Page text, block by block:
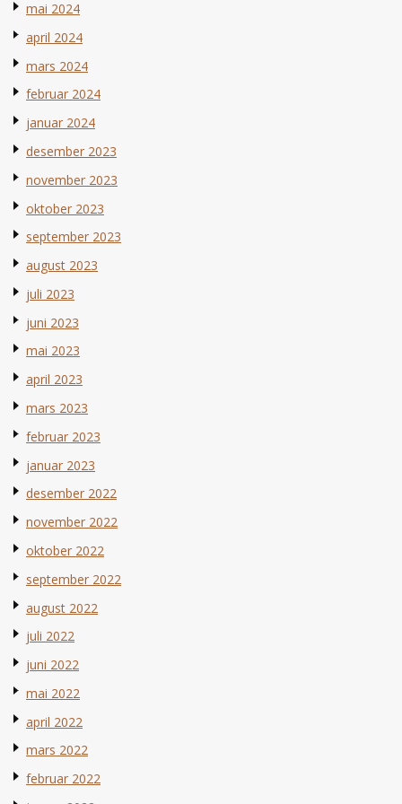
mai 2024
april 2024
mars 2024
februar 2024
januar 2024
desember 2023
november 2023
oktober 2023
september 2023
august 2023
juli 2023
juni 2023
mai 2023
april 2023
mars 2023
februar 2023
januar 2023
desember 2022
november 2022
oktober 2022
september 2022
august 2022
juli 2022
juni 2022
mai 2022
april 2022
mars 2022
februar 2022